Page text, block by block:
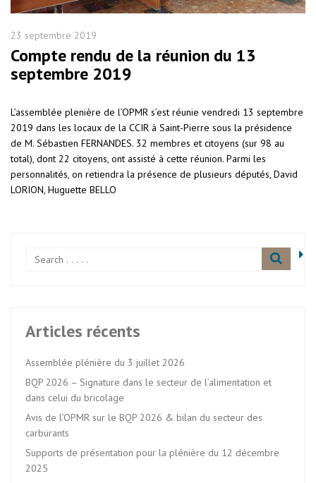
23 septembre 2019
Compte rendu de la réunion du 13
septembre 2019
L’assemblée plenière de l’OPMR s’est réunie vendredi 13 septembre
2019 dans les locaux de la CCIR à Saint-Pierre sous la présidence
de M. Sébastien FERNANDES. 32 membres et citoyens (sur 98 au
total), dont 22 citoyens, ont assisté à cette réunion. Parmi les
personnalités, on retiendra la présence de plusieurs députés, David
LORION, Huguette BELLO
Articles récents
Assemblée plénière du 3 juillet 2026
BQP 2026 – Signature dans le secteur de l’alimentation et
dans celui du bricolage
Avis de l’OPMR sur le BQP 2026 & bilan du secteur des
carburants
Supports de présentation pour la plénière du 12 décembre
2025